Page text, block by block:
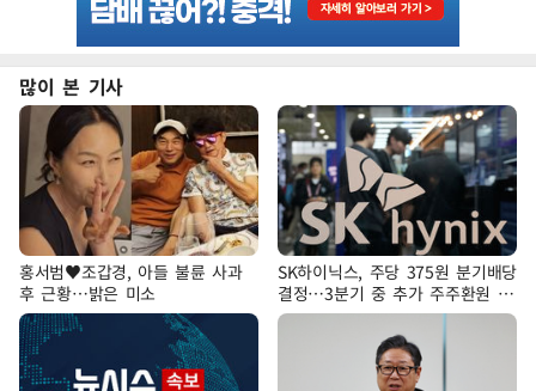
많이 본 기사
홍서범♥조갑경, 아들 불륜 사과
후 근황…밝은 미소
SK하이닉스, 주당 375원 분기배당
결정…3분기 중 추가 주주환원 발
표